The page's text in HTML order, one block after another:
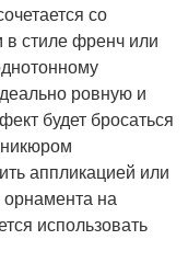
со
стиле френч или
ровную и
будет бросаться
аппликацией или
на
использовать